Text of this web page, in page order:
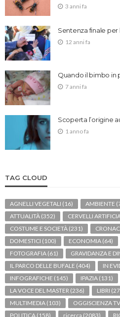
3 anni fa
Sentenza finale per
12 anni fa
Quando il bimbo in
7 anni fa
Scoperta l’origine
1 anno fa
TAG CLOUD
AGNELLI VEGETALI (16) AMBIENTE
ATTUALITÀ (352) CERVELLI
COSTUME E SOCIETÀ (231)
DOMESTICI (100) ECONOMIA (64)
FOTOGRAFIA (61) GRAVIDANZA E
IL PARCO DELLE BUFALE (404) IN
INFOGRAFICHE (145) IPAZIA (131)
LA VOCE DEL MASTER (236) LIBRI
MULTIMEDIA (103) OGGISCIENZA TV
POLITICA (158) ricerca (2083)